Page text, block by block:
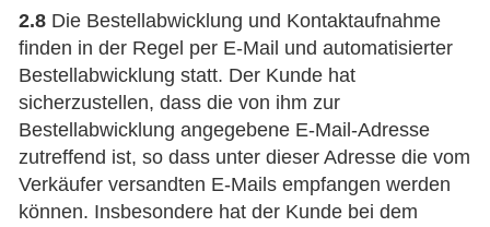
2.8 Die Bestellabwicklung und Kontaktaufnahme
finden in der Regel per E-Mail und automatisierter
Bestellabwicklung statt. Der Kunde hat
sicherzustellen, dass die von ihm zur
Bestellabwicklung angegebene E-Mail-Adresse
zutreffend ist, so dass unter dieser Adresse die vom
Verkäufer versandten E-Mails empfangen werden
können. Insbesondere hat der Kunde bei dem